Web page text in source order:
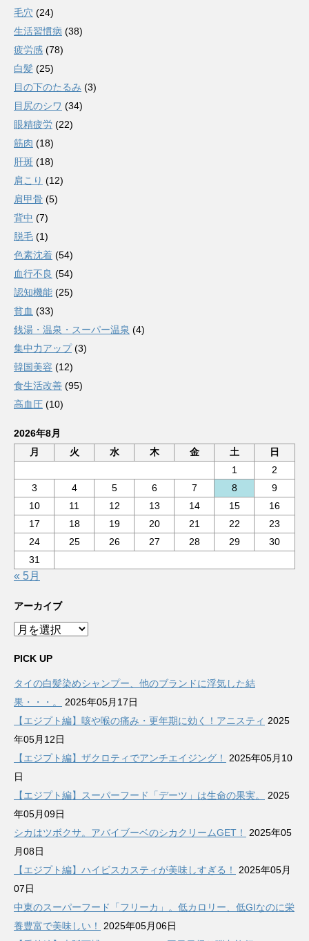
毛穴 (24)
生活習慣病 (38)
疲労感 (78)
白髪 (25)
目の下のたるみ (3)
目尻のシワ (34)
眼精疲労 (22)
筋肉 (18)
肝斑 (18)
肩こり (12)
肩甲骨 (5)
背中 (7)
脱毛 (1)
色素沈着 (54)
血行不良 (54)
認知機能 (25)
貧血 (33)
銭湯・温泉・スーパー温泉 (4)
集中力アップ(3)
韓国美容 (12)
食生活改善 (95)
高血圧 (10)
2026年8月
月
火 水 木 金 土
日
1
2
3
4 5 6 7 8
9
10
11 12 13 14 15
16
17
18 19 20 21 22
23
24
25 26 27 28 29
30
31
« 5月
アーカイブ
ア
カ
ブ
PICK UP
タイの白髪染めシャンプー、他のブランドに浮気した結
果・・・。
2025年05月17日
【エジプト編】咳や喉の痛み・更年期に効く！アニスティ 2025
年05月12日
【エジプト編】ザクロティでアンチエイジング！
2025年05月10
日
【エジプト編】スーパーフード「デーツ」は生命の果実。
2025
年05月09日
シカはツボクサ。アバイブーベのシカクリームGET！
2025年05
月08日
【エジプト編】ハイビスカスティが美味しすぎる！
2025年05月
07日
中東のスーパーフード「フリーカ」。低カロリー、低GIなのに栄
養豊富で美味しい！
2025年05月06日